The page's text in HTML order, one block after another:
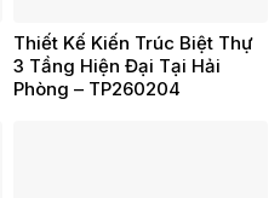
Thiết Kế Kiến Trúc Biệt Thự
3 Tầng Hiện Đại Tại Hải
Phòng – TP260204